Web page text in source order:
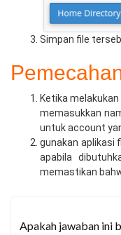
Simpan file
Ketika
memasukkan
untuk account
gunakan aplikasi
apabila
memastikan
Apakah jawaban ini